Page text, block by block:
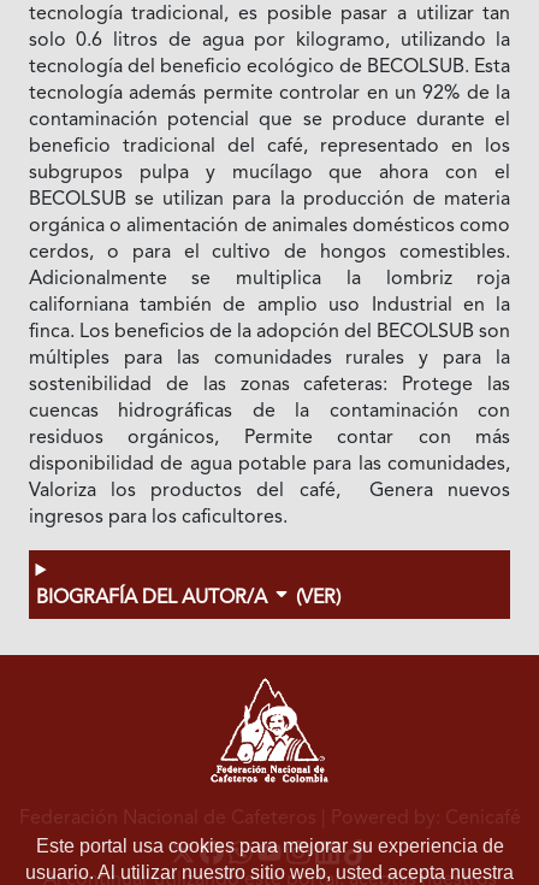
tecnología tradicional, es posible pasar a utilizar tan
solo 0.6 litros de agua por kilogramo, utilizando la
tecnología del beneficio ecológico de BECOLSUB. Esta
tecnología además permite controlar en un 92% de la
contaminación potencial que se produce durante el
beneficio tradicional del café, representado en los
subgrupos pulpa y mucílago que ahora con el
BECOLSUB se utilizan para la producción de materia
orgánica o alimentación de animales domésticos como
cerdos, o para el cultivo de hongos comestibles.
Adicionalmente se multiplica la lombriz roja
californiana también de amplio uso Industrial en la
finca. Los beneficios de la adopción del BECOLSUB son
múltiples para las comunidades rurales y para la
sostenibilidad de las zonas cafeteras: Protege las
cuencas hidrográficas de la contaminación con
residuos orgánicos, Permite contar con más
disponibilidad de agua potable para las comunidades,
Valoriza los productos del café, Genera nuevos
ingresos para los caficultores.
BIOGRAFÍA DEL AUTOR/A (VER)
Este portal usa cookies para mejorar su experiencia de
usuario. Al utilizar nuestro sitio web, usted acepta nuestra
Federación Nacional de Cafeteros | Powered by: Cenicafé
Al continuar utilizando este portal, aceptas nuestros